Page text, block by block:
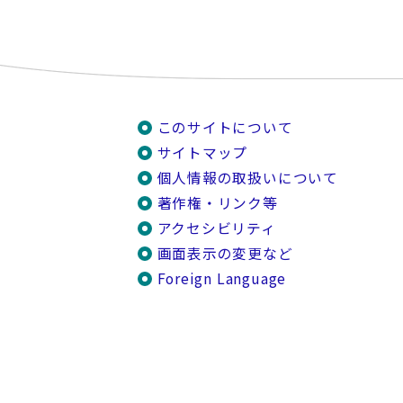
このサイトについて
サイトマップ
個人情報の取扱いについて
著作権・リンク等
アクセシビリティ
画面表示の変更など
Foreign Language